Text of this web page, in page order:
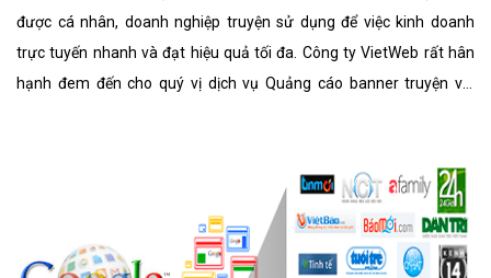
được cá nhân, doanh nghiệp truyện sử dụng để việc kinh doanh
trực tuyến nhanh và đạt hiệu quả tối đa. Công ty VietWeb rất hân
hạnh đem đến cho quý vị dịch vụ Quảng cáo banner truyện với